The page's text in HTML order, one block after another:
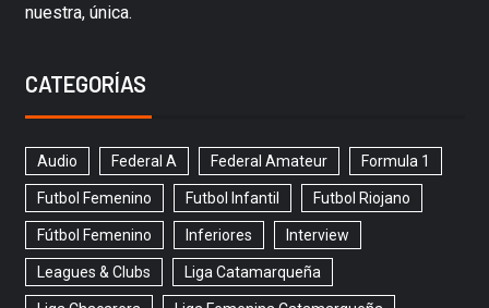
nuestra, única.
CATEGORÍAS
Audio Federal A Federal Amateur Formula 1
Futbol Femenino Futbol Infantil Futbol Riojano
Fútbol Femenino Inferiores Interview
Leagues & Clubs Liga Catamarqueña